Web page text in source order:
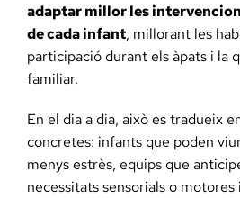
adaptar millor les
de cada infant, millorant les
participació durant els àpats i la
familiar.
En el dia a dia, això es tradueix
concretes: infants que poden
menys estrès, equips que
necessitats sensorials o